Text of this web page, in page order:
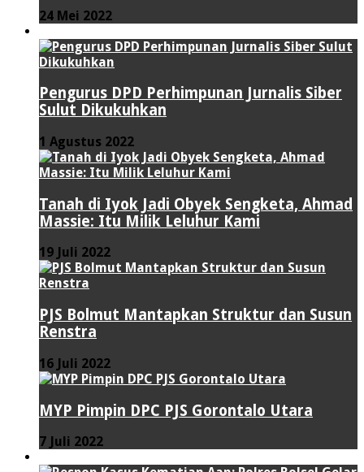
24 Mei 2022
Pengurus DPD Perhimpunan Jurnalis Siber
Sulut Dikukuhkan
1 Agustus 2022
Tanah di Iyok Jadi Obyek Sengketa, Ahmad
Massie: Itu Milik Leluhur Kami
19 Juli 2022
PJS Bolmut Mantapkan Struktur dan Susun
Renstra
16 Juli 2022
MYP Pimpin DPC PJS Gorontalo Utara
7 Juli 2022